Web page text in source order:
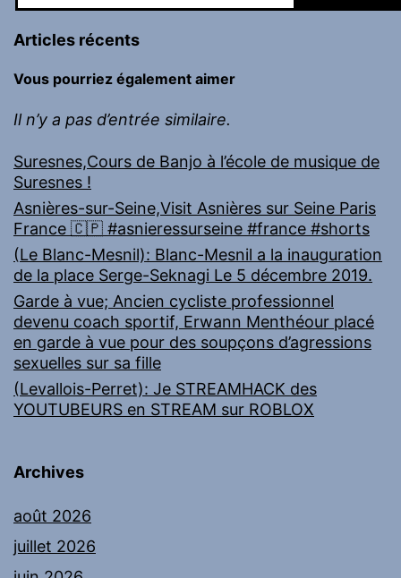
Articles récents
Vous pourriez également aimer
Il n’y a pas d’entrée similaire.
Suresnes,Cours de Banjo à l’école de musique de
Suresnes !
Asnières-sur-Seine,Visit Asnières sur Seine Paris
France 🇨🇵 #asnieressurseine #france #shorts
(Le Blanc-Mesnil): Blanc-Mesnil a la inauguration
de la place Serge-Seknagi Le 5 décembre 2019.
Garde à vue; Ancien cycliste professionnel
devenu coach sportif, Erwann Menthéour placé
en garde à vue pour des soupçons d’agressions
sexuelles sur sa fille
(Levallois-Perret): Je STREAMHACK des
YOUTUBEURS en STREAM sur ROBLOX
Archives
août 2026
juillet 2026